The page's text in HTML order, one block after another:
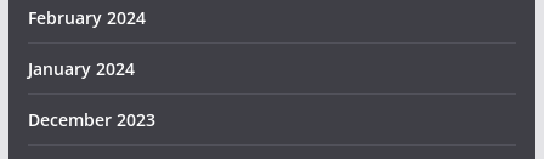
February 2024
January 2024
December 2023